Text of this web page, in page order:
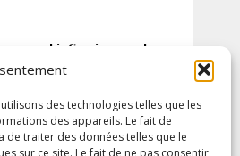
des technologies telles que les
des appareils. Le fait de
de traiter des données telles que le
sur ce site. Le fait de ne pas consentir
infirmier :quels
de soins pour